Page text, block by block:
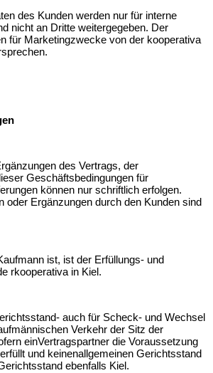
des Kunden werden nur für interne
nicht an Dritte weitergegeben. Der
für Marketingzwecke von der kooperativa
des Vertrags, der
Geschäftsbedingungen für
können nur schriftlich erfolgen.
oder Ergänzungen durch den Kunden sind
ist, ist der Erfüllungs- und
rkooperativa in Kiel.
auch für Scheck- und Wechsel
Verkehr der Sitz der
einVertragspartner die Voraussetzung
und keinenallgemeinen Gerichtsstand
ebenfalls Kiel.